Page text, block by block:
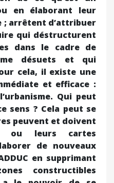
en élaborant leur
; arrêtent d’attribuer
qui déstructurent
dans le cadre de
désuets et qui
cela, il existe une
et efficace :
Qui peut
sens ? Cela peut se
peuvent et doivent
ou leurs cartes
de nouveaux
en supprimant
constructibles